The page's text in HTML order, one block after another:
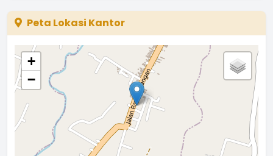
Peta Lokasi Kantor
+
−